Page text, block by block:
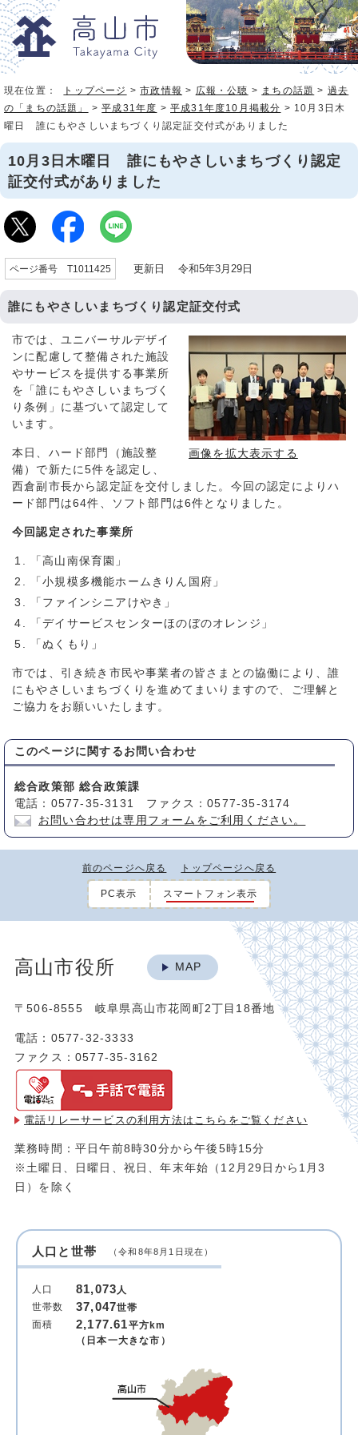
現在位置： トップページ >市政情報 > 広報・公聴 > まちの話題 > 過去
の「まちの話題」
>平成31年度 >平成31年度10月掲載分 > 10月3日木
曜日 誰にもやさしいまちづくり認定証交付式がありました
10月3日木曜日 誰にもやさしいまちづくり認定
証交付式がありました
ページ番号 T1011425 更新日 令和5年3月29日
誰にもやさしいまちづくり認定証交付式
画像を拡大表示する
市では、ユニバーサルデザイ
ンに配慮して整備された施設
やサービスを提供する事業所
を「誰にもやさしいまちづく
り条例」に基づいて認定して
います。
本日、ハード部門（施設整
備）で新たに5件を認定し、
西倉副市長から認定証を交付しました。今回の認定によりハ
ード部門は64件、ソフト部門は6件となりました。
今回認定された事業所
「高山南保育園」
「小規模多機能ホームきりん国府」
「ファインシニアけやき」
「デイサービスセンターほのぼのオレンジ」
「ぬくもり」
市では、引き続き市民や事業者の皆さまとの協働により、誰
にもやさしいまちづくりを進めてまいりますので、ご理解と
ご協力をお願いいたします。
このページに関する お問い合わせ
総合政策部 総合政策課
電話：0577-35-3131 ファクス：0577-35-3174
お問い合わせは専用フォームをご利用ください。
前のページへ戻る トップページへ戻る
PC表示 スマートフォン表示
高山市役所 MAP
〒506-8555 岐阜県高山市花岡町2丁目18番地
電話：0577-32-3333
ファクス：0577-35-3162
電話リレーサービスの利用方法は こちらをご覧ください
業務時間：平日午前8時30分から午後5時15分
※土曜日、日曜日、祝日、年末年始（12月29日から1月3
日）を除く
人口と世帯 （令和8年8月1日現在）
人口 81,073人
世帯数
37,047世帯
面積
2,177.61平方km
（日本一大きな市）